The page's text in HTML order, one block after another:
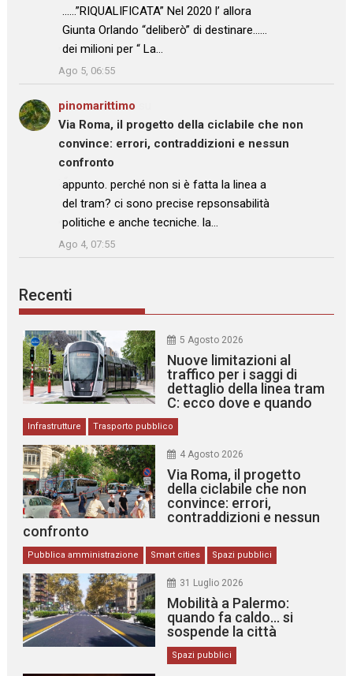
……”RIQUALIFICATA” Nel 2020 l’ allora
Giunta Orlando “deliberò” di destinare……
dei milioni per “ La…
”
Ago 5, 06:55
pinomarittimo
Via Roma, il progetto della ciclabile che non
convince: errori, contraddizioni e nessun
confronto
: “
appunto. perché non si è fatta la linea a
del tram? ci sono precise repsonsabilità
politiche e anche tecniche. la…
”
Ago 4, 07:55
Recenti
5 Agosto 2026
Nuove limitazioni al
traffico per i saggi di
dettaglio della linea tram
C: ecco dove e quando
Infrastrutture Trasporto pubblico
4 Agosto 2026
Via Roma, il progetto
della ciclabile che non
convince: errori,
contraddizioni e nessun
confronto
Pubblica amministrazione Smart cities Spazi pubblici
31 Luglio 2026
Mobilità a Palermo:
quando fa caldo… si
sospende la città
Spazi pubblici